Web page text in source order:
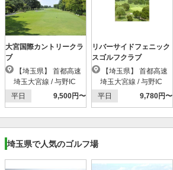
大宮国際カントリークラ
ブ
埼玉大宮線 / 与野IC
平日
9,500円〜
リバーサイドフェニック
スゴルフクラブ
埼玉大宮線 / 与野IC
平日
9,780円〜
埼玉県で人気のゴルフ場